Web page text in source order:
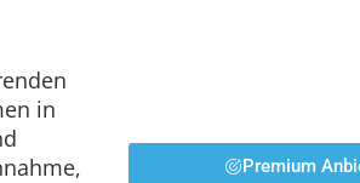
in
Premium